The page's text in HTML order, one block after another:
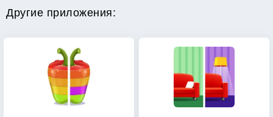
Другие приложения: